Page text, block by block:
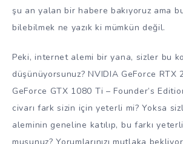
şu an yalan bir habere bakıyoruz ama
bilebilmek ne yazık ki mümkün değil.
Peki, internet alemi bir yana, sizler bu
düşünüyorsunuz? NVIDIA GeForce RTX
GeForce GTX 1080 Ti – Founder’s
civarı fark sizin için yeterli mi? Yoksa
aleminin geneline katılıp, bu farkı
musunuz? Yorumlarınızı mutlaka